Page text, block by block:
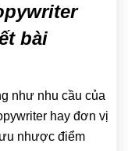
bài
như nhu cầu của
hay đơn vị
nhược điểm